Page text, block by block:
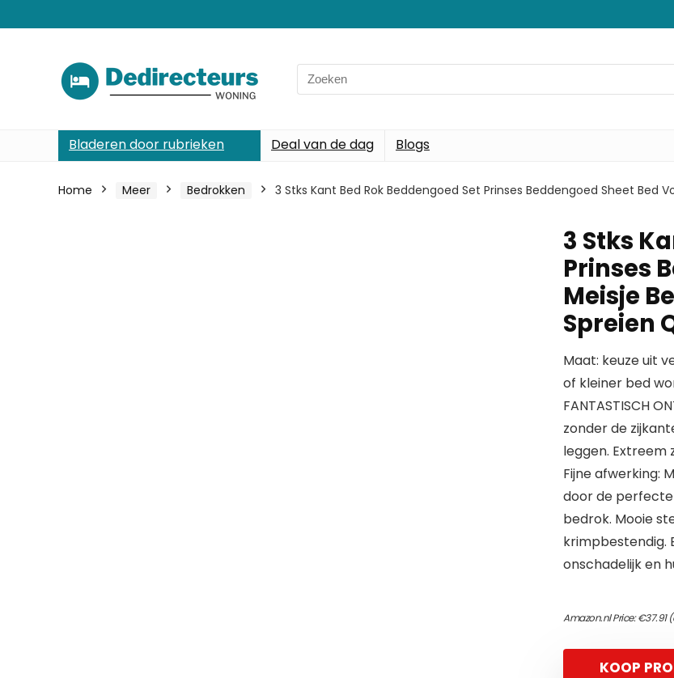
Search
for:
Bladeren door rubrieken Deal van de dag Blogs
Home Meer Bedrokken 3 Stks Kant Bed Rok Beddengoed Set Prinses Beddengoed Sheet Bed
3 Stks
Prinses
Meisje
Spreien
Maat: keuze uit
of kleiner bed
FANTASTISCH
zonder de
leggen.
Fijne afwerking:
door de
bedrok. Mooie
krimpbestendig.
onschadelijk en
Amazon.nl Price:€37.91
KOOP